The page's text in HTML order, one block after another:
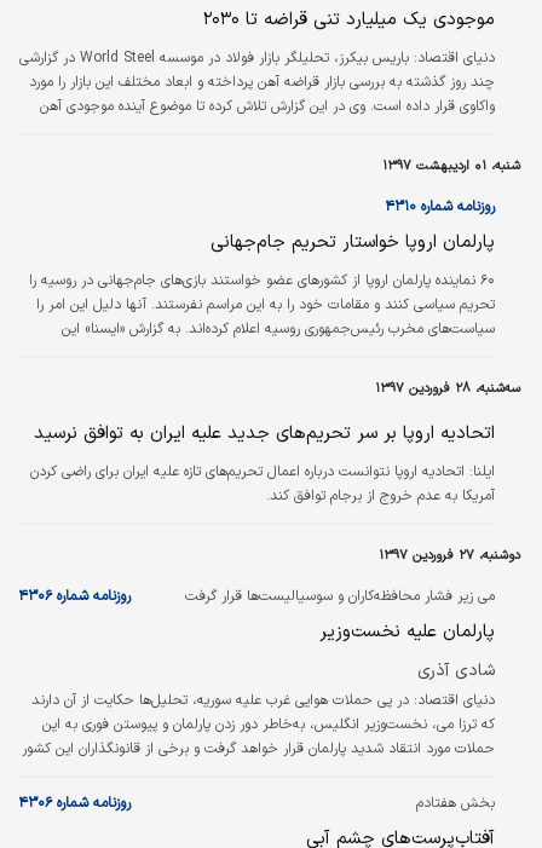
موجودی یک میلیارد تنی قراضه تا ۲۰۳۰
دنیای اقتصاد:
باریس بیکرز، تحلیلگر بازار فولاد در موسسه World Steel در گزارشی
چند روز گذشته به بررسی بازار قراضه آهن پرداخته و ابعاد مختلف این بازار را مورد
واکاوی قرار داده است. وی در این گزارش تلاش کرده تا موضوع آینده موجودی آهن
ریخته‌گری فولاد جهانی به چرخه تولید بازگشته است.
شنبه، ۰۱ اردیبهشت ۱۳۹۷
روزنامه شماره ۴۳۱۰
پارلمان اروپا خواستار تحریم جام‌جهانی
۶۰ نماینده پارلمان اروپا از کشورهای عضو خواستند بازی‌های جام‌جهانی در روسیه را
تحریم سیاسی کنند و مقامات خود را به این مراسم نفرستند. آنها دلیل این امر را
سیاست‌های مخرب رئیس‌جمهوری روسیه اعلام کرده‌اند. به گزارش «ایسنا» این
کشورهای عضو اتحادیه اروپا خواستند که به کشورهای انگلیس و ایسلند بپیوندند و
جام‌جهانی فوتبال روسیه را تحریم سیاسی کنند. اعضای دولت و نمایندگان سلطنتی
انگلیس اعلام کرده‌اند که برای دیدن بازی‌های جام‌جهانی…
سه‌شنبه، ۲۸ فروردین ۱۳۹۷
اتحادیه اروپا بر سر تحریم‌های جدید علیه ایران به توافق نرسید
ایلنا: اتحادیه اروپا نتوانست درباره اعمال تحریم‌های تازه علیه ایران برای راضی کردن
آمریکا به عدم خروج از برجام توافق کند.
دوشنبه، ۲۷ فروردین ۱۳۹۷
می زیر فشار محافظه‌کاران و سوسیالیست‌ها قرار گرفت روزنامه شماره ۴۳۰۶
پارلمان علیه نخست‌وزیر
شادی آذری
دنیای اقتصاد: در پی حملات هوایی غرب علیه سوریه، تحلیل‌ها حکایت از آن دارند
که ترزا می، نخست‌وزیر انگلیس، به‌خاطر دور زدن پارلمان و پیوستن فوری به این
حملات مورد انتقاد شدید پارلمان قرار خواهد گرفت و برخی از قانونگذاران این کشور
بخش هفتادم
روزنامه شماره ۴۳۰۶
آفتاب‌پرست‌های چشم آبی